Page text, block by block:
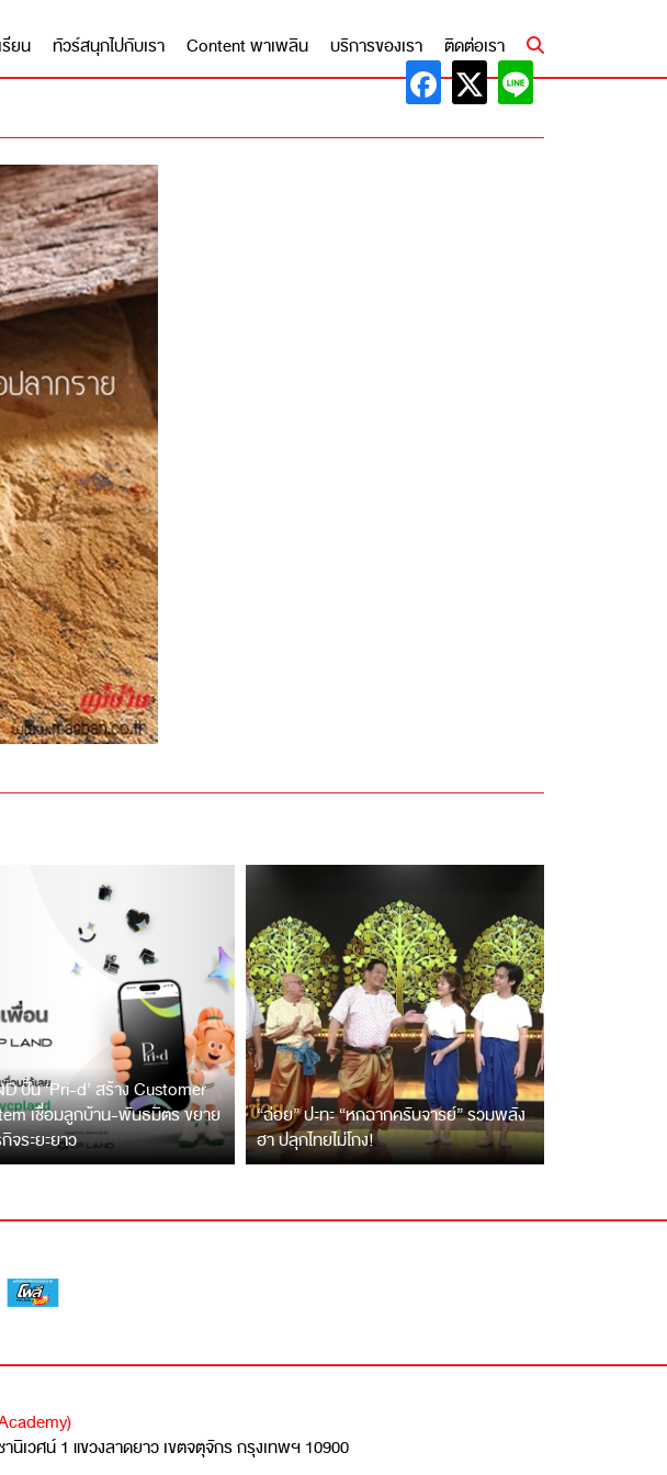
รียน ทัวร์สนุกไปกับเรา Content พาเพลิน บริการของเรา ติดต่อเรา
ปั้น ‘Pri-d’ สร้าง Customer
เชื่อมลูกบ้าน-พันธมิตร ขยาย
จระยะยาว
“ฉ่อย” ปะทะ “หกฉากครับจารย์” รวมพลัง
ฮา ปลุกไทยไม่โกง!
นิเวศน์ 1 แขวงลาดยาว เขตจตุจักร กรุงเทพฯ 10900